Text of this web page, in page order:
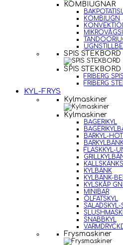
KOMBIUGNAR
KOMBIUGN
SPIS STEKBORD
SPIS STEKBORD
FRIBERG SPIS
FRIBERG
KYL-FRYS
Kylmaskiner
Kylmaskiner
BAGERIKYL
BARKYL-
FLASKKYL-
KYLBÄNK
KYLBÄNK-
KYLSKÅP
MINIBAR
ÖLFATSKYL
SALADSKYL-
SNABBKYL
Frysmaskiner